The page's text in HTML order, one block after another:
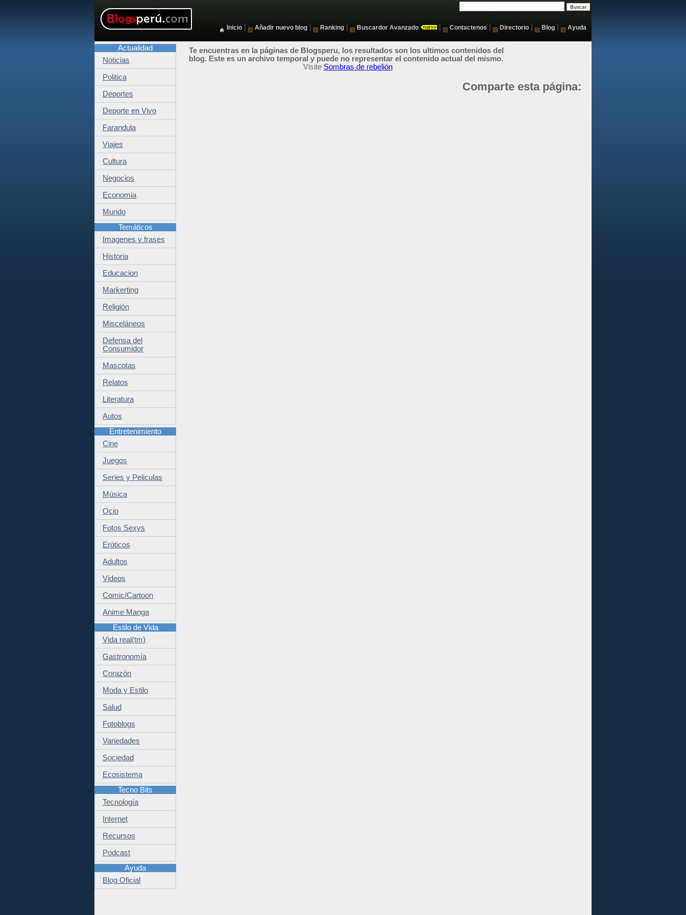
Inicio Añadir nuevo blog Ranking Buscardor Avanzado Contactenos Directorio Blog Ayuda
Te encuentras en la páginas de Blogsperu, los resultados son los ultimos contenidos del
blog. Este es un archivo temporal y puede no representar el contenido actual del mismo.
Visite Sombras de rebelión
Comparte esta página:
Actualidad
Noticias
Politica
Deportes
Deporte en Vivo
Farandula
Viajes
Cultura
Negocios
Economia
Mundo
Temáticos
Imagenes y frases
Historia
Educacion
Markerting
Religión
Misceláneos
Defensa del
Consumidor
Mascotas
Relatos
Literatura
Autos
Entretenimiento
Cine
Juegos
Series y Peliculas
Música
Ocio
Fotos Sexys
Eróticos
Adultos
Videos
Comic/Cartoon
Anime Manga
Estilo de Vida
Vida real(tm)
Gastronomía
Corazón
Moda y Estilo
Salud
Fotoblogs
Variedades
Sociedad
Ecosistema
Tecno Bits
Tecnología
Internet
Recursos
Podcast
Ayuda
Blog Oficial